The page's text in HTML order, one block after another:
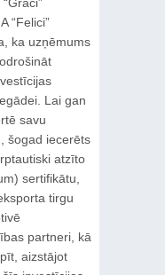
“Felici”
ka uzņēmums
Lai gan
savu
šogad iecerēts
atzīto
sertifikātu,
tirgu
partneri, kā
aizstājot